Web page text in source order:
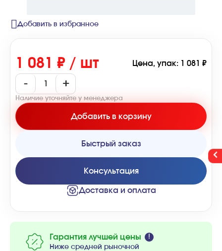
Добавить в избранное
Гарантия лучшей цены
Ниже средней рыночной
1 081 ₽ / шт Цена, упак: 1 081 ₽
- +
Наличие уточняйте у менеджера
Добавить в корзину
Быстрый заказ
Консультация
Доставка и оплата